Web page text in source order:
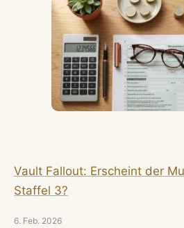
Vault Fallout: Erscheint der
Staffel 3?
6. Feb. 2026